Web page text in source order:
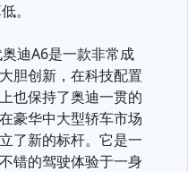
。
迪A6是一款非常成
胆创新，在科技配置
也保持了奥迪一贯的
豪华中大型轿车市场
了新的标杆。它是一
错的驾驶体验于一身